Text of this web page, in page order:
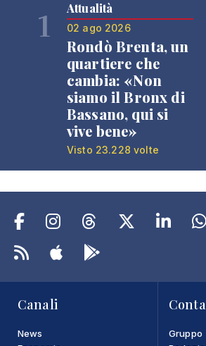
1 Attualità
02 ago 2026
Rondò Brenta, un
quartiere che
cambia: «Non
siamo il Bronx di
Bassano, qui si
vive bene»
Visto 23.228 volte
Canali
News
Gruppo